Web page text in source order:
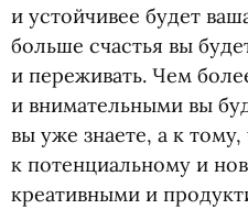
и устойчивее будет
больше счастья вы
и переживать. Чем
и внимательными вы
вы уже знаете, а к тому,
к потенциальному и
креативными и